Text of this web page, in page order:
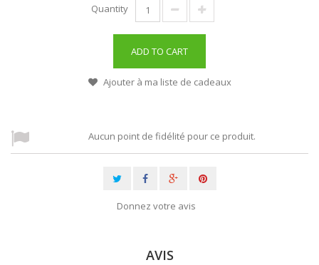
Quantity
ADD TO CART
Ajouter à ma liste de cadeaux
Aucun point de fidélité pour ce produit.
Donnez votre avis
AVIS